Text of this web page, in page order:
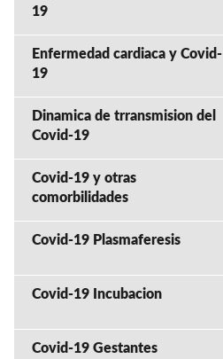
19
Enfermedad cardiaca y Covid-
19
Dinamica de trransmision del
Covid-19
Covid-19 y otras
comorbilidades
Covid-19 Plasmaferesis
Covid-19 Incubacion
Covid-19 Gestantes